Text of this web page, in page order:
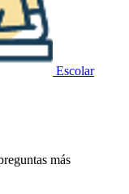
Escolar
más